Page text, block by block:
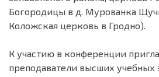
Богородицы в д. Мурованка
Коложская церковь в Гродно).
К участию в конференции
преподаватели высших учебных